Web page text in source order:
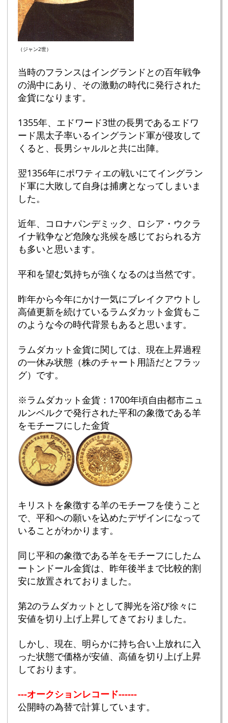
（ジャン2世）
当時のフランスはイングランドとの百年戦争
の渦中にあり、その激動の時代に発行された
金貨になります。
1355年、エドワード3世の長男であるエドワ
ード黒太子率いるイングランド軍が侵攻して
くると、長男シャルルと共に出陣。
翌1356年にポワティエの戦いにてイングラン
ド軍に大敗して自身は捕虜となってしまいま
した。
近年、コロナパンデミック、ロシア・ウクラ
イナ戦争など危険な兆候を感じておられる方
も多いと思います。
平和を望む気持ちが強くなるのは当然です。
昨年から今年にかけ一気にブレイクアウトし
高値更新を続けているラムダカット金貨もこ
のような今の時代背景もあると思います。
ラムダカット金貨に関しては、現在上昇過程
の一休み状態（株のチャート用語だとフラッ
グ）です。
※ラムダカット金貨：1700年頃自由都市ニュ
ルンベルクで発行された平和の象徴である羊
をモチーフにした金貨
キリストを象徴する羊のモチーフを使うこと
で、平和への願いを込めたデザインになって
いることがわかります。
同じ平和の象徴である羊をモチーフにしたム
ートンドール金貨は、昨年後半まで比較的割
安に放置されておりました。
第2のラムダカットとして脚光を浴び徐々に
安値を切り上げ上昇してきておりました。
しかし、現在、明らかに持ち合い上放れに入
った状態で価格が安値、高値を切り上げ上昇
しております。
---オークションレコード------
公開時の為替で計算しています。